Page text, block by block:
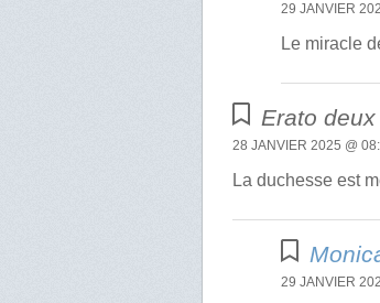
29 JANVIER
Le miracle
Erato deux
28 JANVIER 2025 @
La duchesse est
29 JANVIER